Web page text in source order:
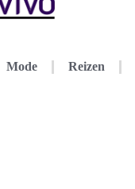
Mode Reizen